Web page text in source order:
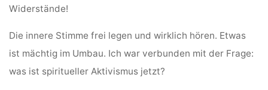
Widerstände!
Die innere Stimme frei legen und wirklich hören. Etwas
ist mächtig im Umbau. Ich war verbunden mit der Frage:
was ist spiritueller Aktivismus jetzt?